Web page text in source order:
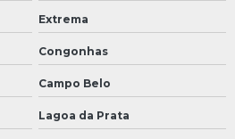
Extrema
Congonhas
Campo Belo
Lagoa da Prata